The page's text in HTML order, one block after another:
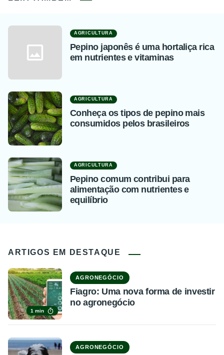
AGRICULTURA
Pepino japonês é uma hortaliça rica
em nutrientes e vitaminas
AGRICULTURA
Conheça os tipos de pepino mais
consumidos pelos brasileiros
AGRICULTURA
Pepino comum contribui para
alimentação com nutrientes e
equilíbrio
ARTIGOS EM DESTAQUE
1 min
AGRONEGÓCIO
Fiagro: Uma nova forma de investir
no agronegócio
AGRONEGÓCIO